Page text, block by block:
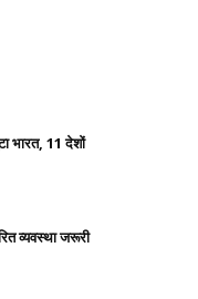
भारत, 11 देशों
व्यवस्था जरूरी